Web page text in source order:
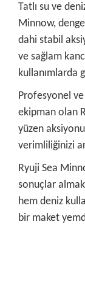
Tatlı su ve
Minnow,
dahi stabil
ve sağlam
kullanımlarda
Profesyonel
ekipman olan
yüzen
verimliliğinizi
Ryuji Sea
sonuçlar
hem deniz
bir maket